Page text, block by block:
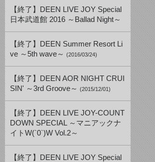
【終了】DEEN LIVE JOY Special
日本武道館 2016 ～Ballad Night～
【終了】DEEN Summer Resort Li
ve ～5th wave～ (2016/03/24)
【終了】DEEN AOR NIGHT CRUI
SIN' ～3rd Groove～ (2015/12/01)
【終了】DEEN LIVE JOY-COUNT
DOWN SPECIAL ～マニアックナ
イトW(`0`)W Vol.2～
【終了】DEEN LIVE JOY Special